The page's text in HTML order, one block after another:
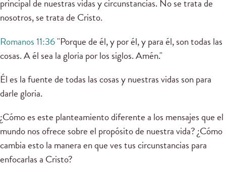
principal de nuestras vidas y circunstancias. No se trata de
nosotros, se trata de Cristo.
Romanos 11:36"Porque de él, y por él, y para él, son todas las
cosas. A él sea la gloria por los siglos. Amén."
Él es la fuente de todas las cosas y nuestras vidas son para
darle gloria.
¿Cómo es este planteamiento diferente a los mensajes que el
mundo nos ofrece sobre el propósito de nuestra vida? ¿Cómo
cambia esto la manera en que ves tus circunstancias para
enfocarlas a Cristo?